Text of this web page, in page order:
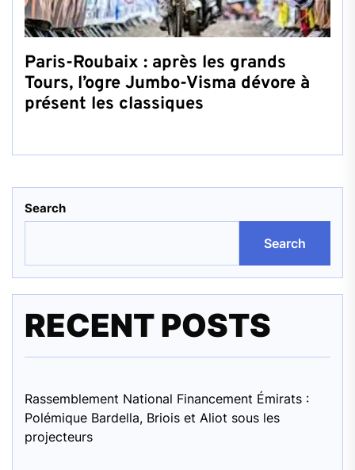
Paris-Roubaix : après les grands
Tours, l’ogre Jumbo-Visma dévore à
présent les classiques
Search
Search
RECENT POSTS
Rassemblement National Financement Émirats :
Polémique Bardella, Briois et Aliot sous les
projecteurs